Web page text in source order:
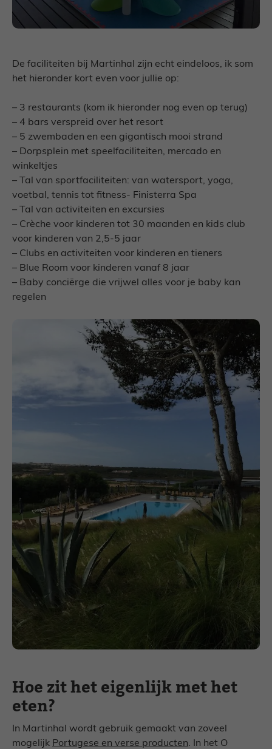
De faciliteiten bij Martinhal zijn echt eindeloos, ik som
het hieronder kort even voor jullie op:
– 3 restaurants (kom ik hieronder nog even op terug)
– 4 bars verspreid over het resort
– 5 zwembaden en een gigantisch mooi strand
– Dorpsplein met speelfaciliteiten, mercado en
winkeltjes
– Tal van sportfaciliteiten: van watersport, yoga,
voetbal, tennis tot fitness- Finisterra Spa
– Tal van activiteiten en excursies
– Crèche voor kinderen tot 30 maanden en kids club
voor kinderen van 2,5-5 jaar
– Clubs en activiteiten voor kinderen en tieners
– Blue Room voor kinderen vanaf 8 jaar
– Baby conciërge die vrijwel alles voor je baby kan
regelen
Hoe zit het eigenlijk met het
eten?
In Martinhal wordt gebruik gemaakt van zoveel
mogelijk Portugese en verse producten. In het O